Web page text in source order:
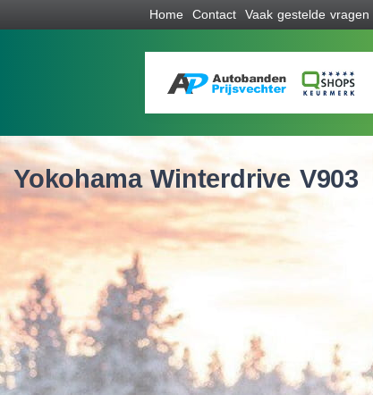
Home Contact Vaak gestelde vragen
Yokohama Winterdrive V903